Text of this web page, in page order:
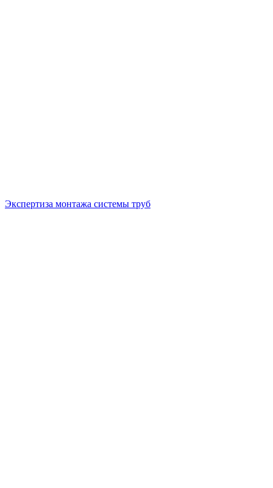
Экспертиза монтажа системы труб